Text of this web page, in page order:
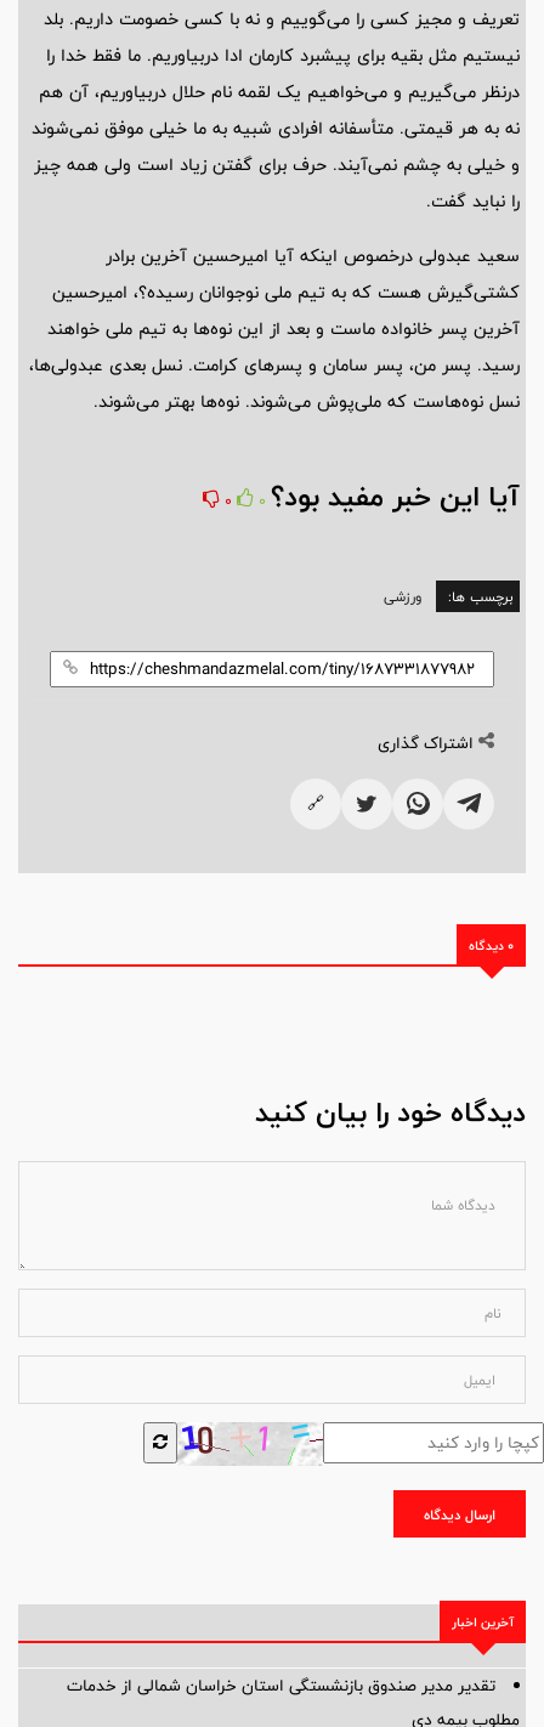
تعریف و مجیز کسی را می‌گوییم و نه با کسی خصومت داریم. بلد
نیستیم مثل بقیه برای پیشبرد کارمان ادا دربیاوریم. ما فقط خدا را
درنظر می‎‌گیریم و می‌خواهیم یک لقمه نام حلال دربیاوریم، آن هم
نه به هر قیمتی. متأسفانه افرادی شبیه به ما خیلی موفق نمی‌شوند
و خیلی به چشم نمی‌آیند. حرف برای گفتن زیاد است ولی همه چیز
را نباید گفت.
سعید عبدولی درخصوص اینکه آیا امیرحسین آخرین برادر
کشتی‌گیرش هست که به تیم ملی نوجوانان رسیده؟، امیرحسین
آخرین پسر خانواده ماست و بعد از این نوه‌ها به تیم ملی خواهند
رسید. پسر من، پسر سامان و پسرهای کرامت. نسل بعدی عبدولی‌ها،
نسل نوه‎‌هاست که ملی‌پوش می‌شوند. نوه‌ها بهتر می‌شوند.
آیا این خبر مفید بود؟ 0
0
برچسب ها: ورزشی
اشتراک گذاری
🔗
0 دیدگاه
دیدگاه خود را بیان کنید
ارسال دیدگاه
آخرین اخبار
تقدیر مدیر صندوق بازنشستگی استان خراسان شمالی از خدمات
مطلوب بیمه دی